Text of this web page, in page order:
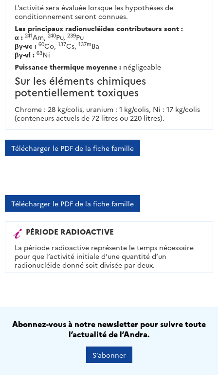
L’activité sera évaluée lorsque les hypothèses de
conditionnement seront connues.
Les principaux radionucléides contributeurs sont :
α : 241Am, 240Pu, 239Pu
βγ-vc : 60Co, 137Cs, 137mBa
βγ-vl : 63Ni
Puissance thermique moyenne : négligeable
Sur les éléments chimiques
potentiellement toxiques
Chrome : 28 kg/colis, uranium : 1 kg/colis, Ni : 17 kg/colis
(conteneurs actuels de 72 litres ou 220 litres).
Télécharger le PDF de la fiche famille
Télécharger le PDF de la fiche famille
PÉRIODE RADIOACTIVE
La période radioactive représente le temps nécessaire
pour que l’activité initiale d’une quantité d’un
radionucléide donné soit divisée par deux.
Abonnez-vous à notre newsletter pour suivre toute
l’actualité de l’Andra.
S’abonner